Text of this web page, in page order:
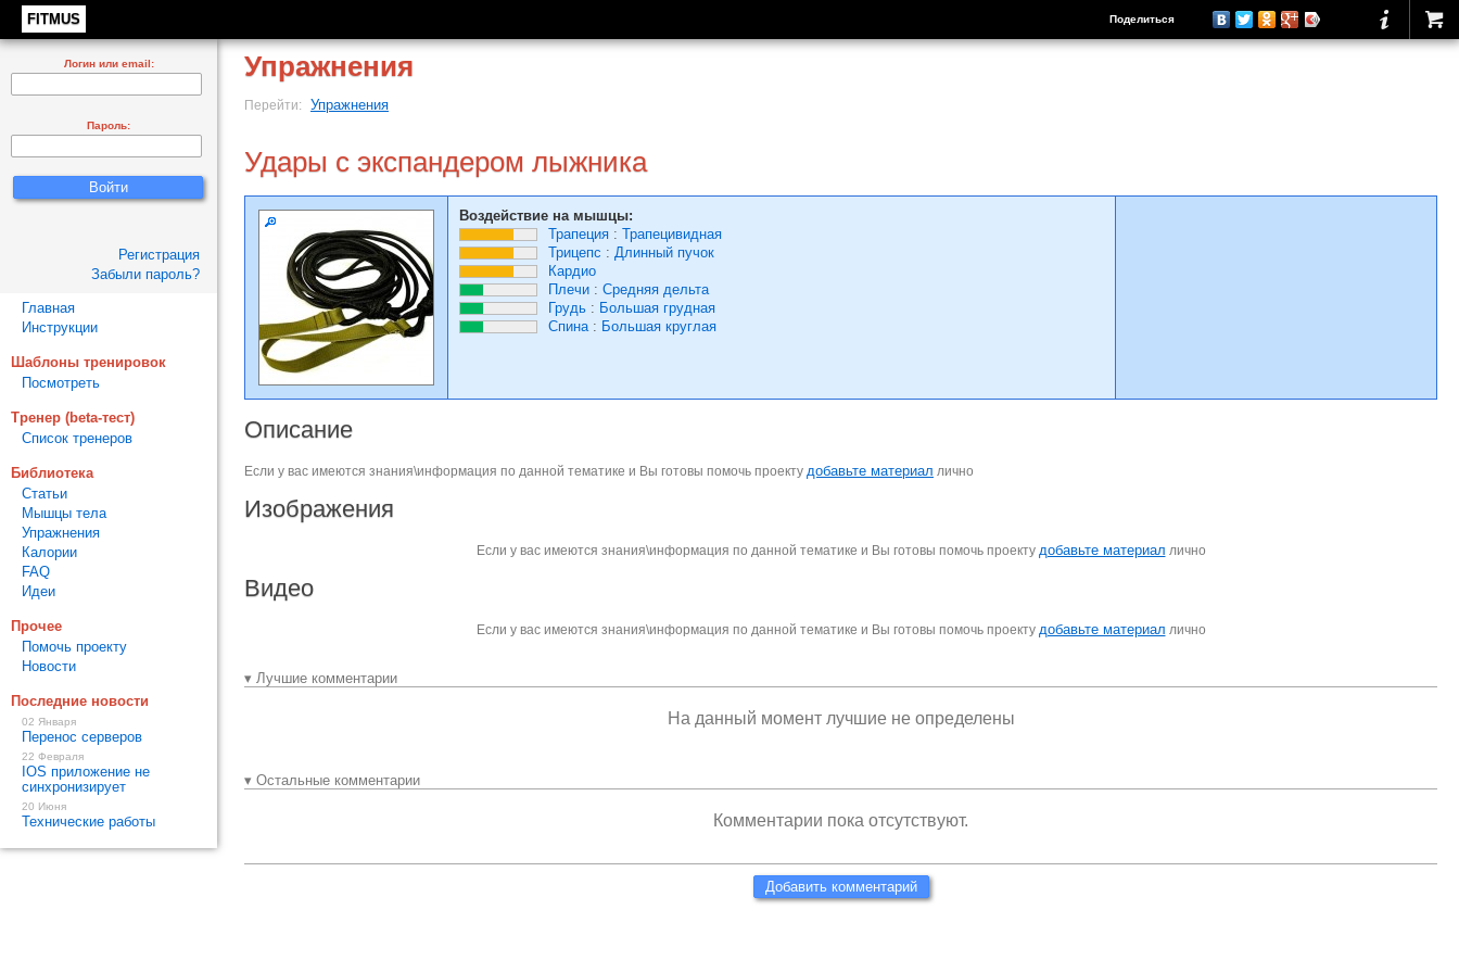
FITMUS Поделиться
Упражнения
Перейти: Упражнения
Удары с экспандером лыжника
Воздействие на мышцы:
Трапеция : Трапецивидная
Трицепс : Длинный пучок
Кардио
Плечи : Средняя дельта
Грудь : Большая грудная
Спина: Большая круглая
Описание
Если у вас имеются знания\информация по данной тематике и Вы готовы помочь проекту добавьте материал лично
Изображения
Если у вас имеются знания\информация по данной тематике и Вы готовы помочь проекту добавьте материал лично
Видео
Если у вас имеются знания\информация по данной тематике и Вы готовы помочь проекту добавьте материал лично
▾ Лучшие комментарии
На данный момент лучшие не определены
▾ Остальные комментарии
Комментарии пока отсутствуют.
Добавить комментарий
Логин или email:
Пароль:
Регистрация
Забыли пароль?
Главная
Инструкции
Шаблоны тренировок
Посмотреть
Тренер (beta-тест)
Список тренеров
Библиотека
Статьи
Мышцы тела
Упражнения
Калории
FAQ
Идеи
Прочее
Помочь проекту
Новости
Последние новости
02 Января
Перенос серверов
22 Февраля
IOS приложение не
синхронизирует
20 Июня
Технические работы